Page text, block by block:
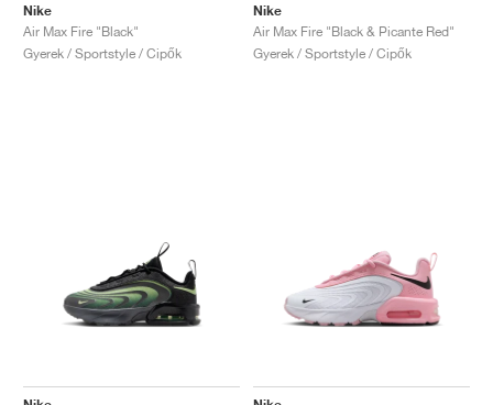
Nike
Air Max Fire "Black"
Gyerek / Sportstyle / Cipők
Nike
Air Max Fire "Black & Picante Red"
Gyerek / Sportstyle / Cipők